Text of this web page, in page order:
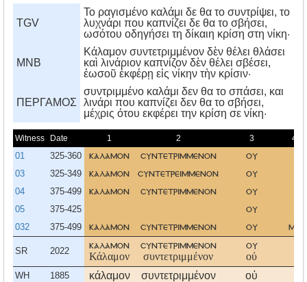
TGV
Το ραγισμένο καλάμι δε θα το συντρίψει, το
λυχνάρι που καπνίζει δε θα το σβήσει,
ωσότου οδηγήσει τη δίκαιη κρίση στη νίκη·
MNB
Κάλαμον συντετριμμένον δὲν θέλει θλάσει
καὶ λινάριον καπνίζον δὲν θέλει σβέσει,
ἑωσοῦ ἐκφέρῃ εἰς νίκην τὴν κρίσιν·
ΠΕΡΓΑΜΟΣ
συντριμμένο καλάμι δεν θα το σπάσει, και
λινάρι που καπνίζει δεν θα το σβήσει,
μέχρις ότου εκφέρει την κρίση σε νίκη·
Witness Date 1 2 3 4
01 325-360 καλαμον συντετριμμενον ου
03 325-349 καλαμον συντετρειμμενον ου
04 375-499 καλαμον συντετριμμενον ου
05 375-425 ου
032 375-499 καλαμον συντετριμμενον ου μη
SR 2022
καλαμον
Κάλαμον
συντετριμμενον
συντετριμμένον
ου
οὐ
WH 1885 κάλαμον συντετριμμένον οὐ